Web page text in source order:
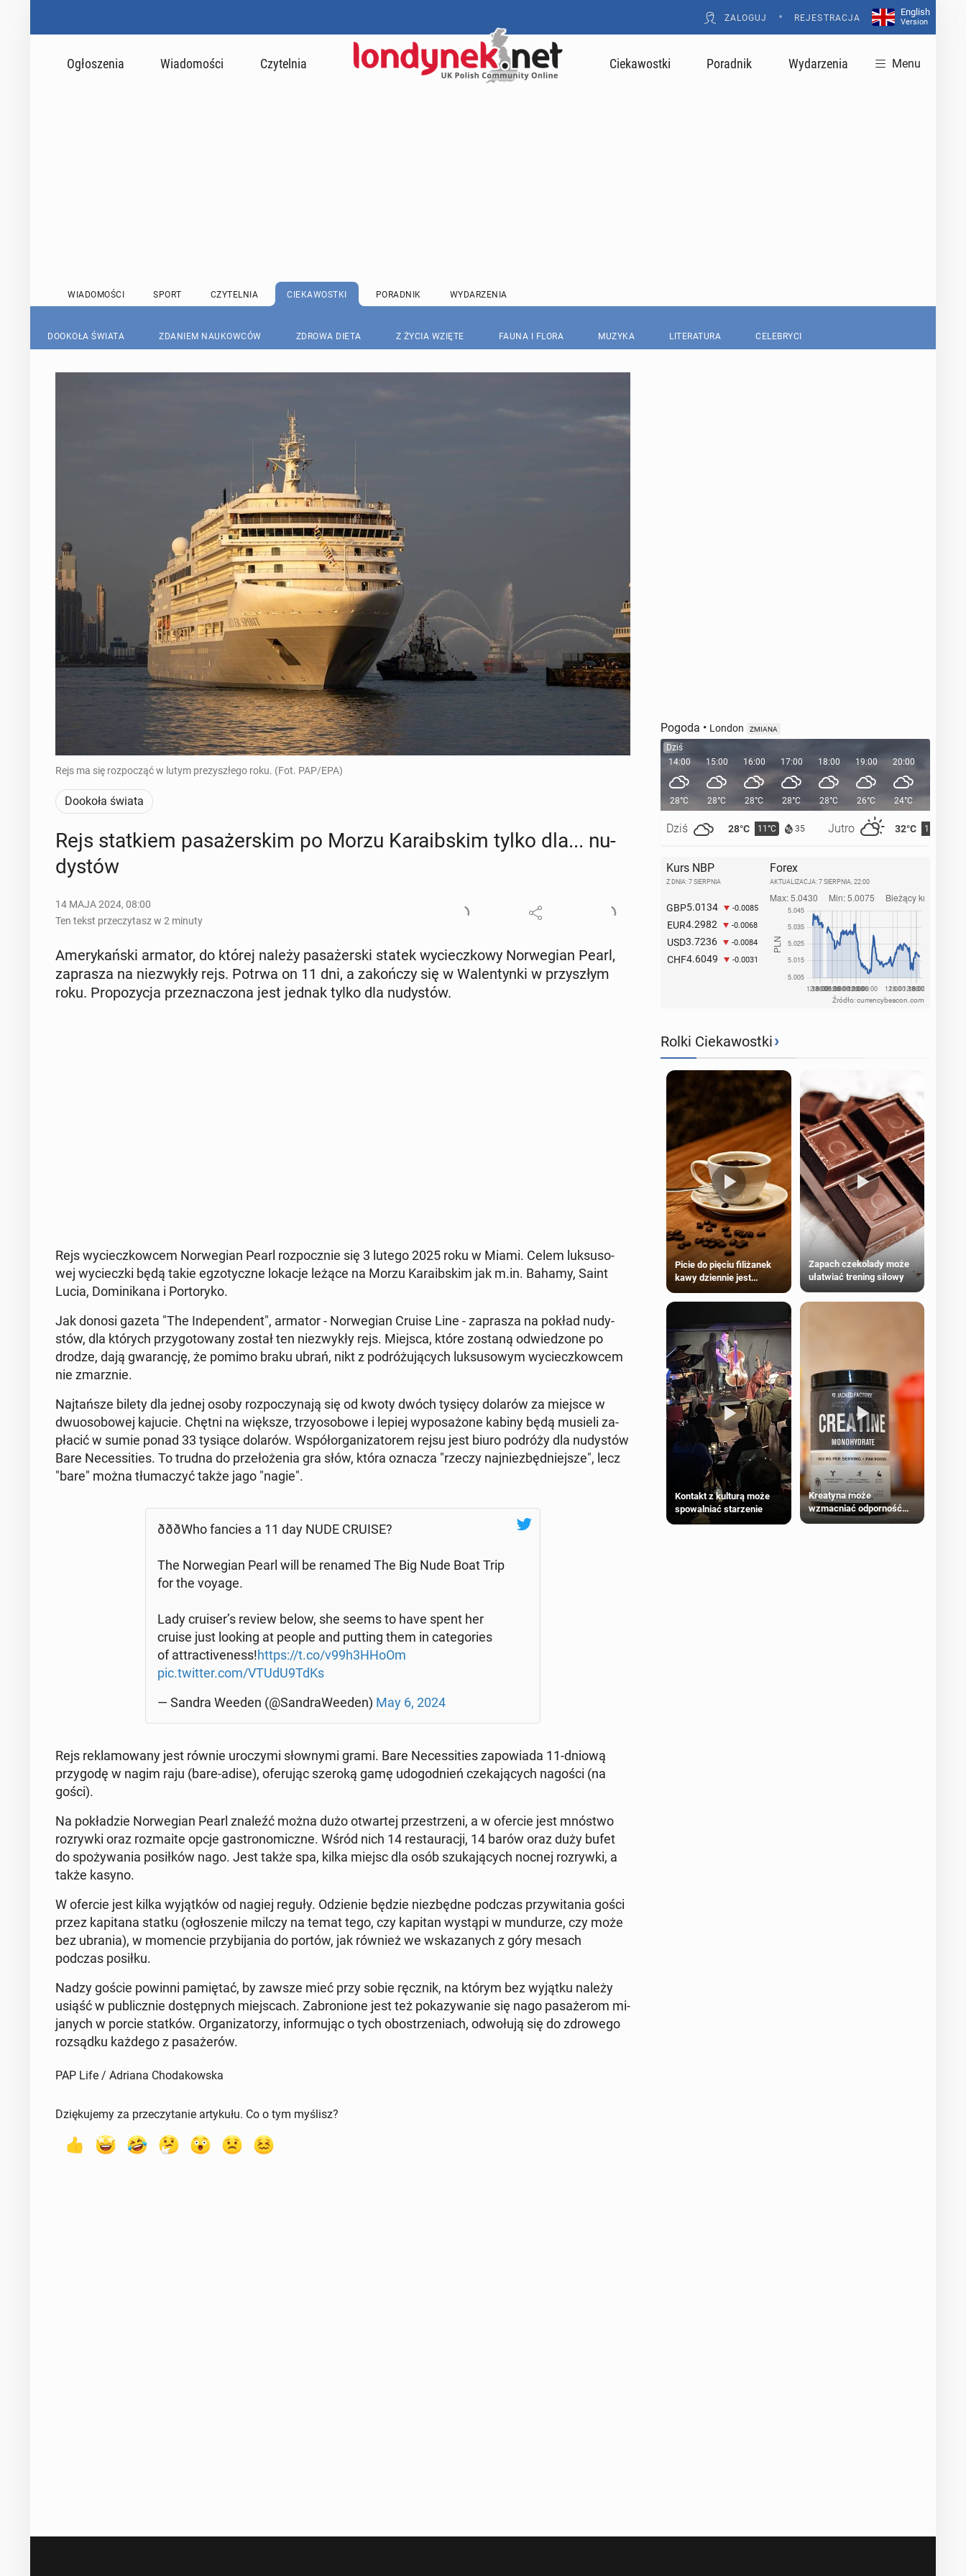
ZALOGUJ • REJESTRACJA
English
Version
Ogłoszenia Wiadomości Czytelnia Ciekawostki Poradnik Wydarzenia Menu
WIADOMOŚCI SPORT CZYTELNIA CIEKAWOSTKI PORADNIK WYDARZENIA
DOOKOŁA ŚWIATA ZDANIEM NAUKOWCÓW ZDROWA DIETA Z ŻYCIA WZIĘTE FAUNA I FLORA MUZYKA LITERATURA CELEBRYCI
Rejs ma się rozpocząć w lutym prezyszłego roku. (Fot. PAP/EPA)
Dookoła świata
Rejs stat­kiem pa­sa­żer­skim po Morzu Ka­ra­ib­skim tylko dla... nu­
dy­stów
14 MAJA 2024, 08:00
Ten tekst przeczytasz w 2 minuty
Ame­ry­kań­ski armator, do której należy pa­sa­żer­ski statek wy­ciecz­ko­wy Nor­we­gian Pearl,
za­pra­sza na nie­zwy­kły rejs. Potrwa on 11 dni, a za­koń­czy się w Wa­len­tyn­ki w przy­szłym
roku. Pro­po­zy­cja prze­zna­czo­na jest jednak tylko dla nu­dy­stów.
Rejs wy­ciecz­kow­cem Nor­we­gian Pearl roz­pocz­nie się 3 lutego 2025 roku w Miami. Celem luk­su­so­
wej wy­ciecz­ki będą takie eg­zo­tycz­ne lokacje leżące na Morzu Ka­ra­ib­skim jak m.in. Bahamy, Saint
Lucia, Do­mi­ni­ka­na i Por­to­ry­ko.
Jak donosi gazeta "The In­de­pen­dent", armator - Nor­we­gian Cruise Line - za­pra­sza na pokład nu­dy­
stów, dla których przy­go­to­wa­ny został ten nie­zwy­kły rejs. Miejsca, które zostaną od­wie­dzo­ne po
drodze, dają gwa­ran­cję, że pomimo braku ubrań, nikt z po­dró­żu­ją­cych luk­su­so­wym wy­ciecz­kow­cem
nie zmar­z­nie.
Naj­tań­sze bilety dla jednej osoby roz­po­czy­na­ją się od kwoty dwóch tysięcy dolarów za miejsce w
dwu­oso­bo­wej kajucie. Chętni na większe, trzy­oso­bo­we i lepiej wy­po­sa­żo­ne kabiny będą musieli za­
pła­cić w sumie ponad 33 tysiące dolarów. Współ­or­ga­ni­za­to­rem rejsu jest biuro podróży dla nu­dy­stów
Bare Ne­ces­si­ties. To trudna do prze­ło­że­nia gra słów, która oznacza "rzeczy naj­nie­zbęd­niej­sze", lecz
"bare" można tłu­ma­czyć także jago "nagie".
ðððWho fancies a 11 day NUDE CRUISE?
The Nor­we­gian Pearl will be renamed The Big Nude Boat Trip
for the voyage.
Lady cruiser’s review below, she seems to have spent her
cruise just looking at people and putting them in ca­te­go­ries
of at­trac­ti­ve­ness!https://t.co/v99h3HHoOm
pic.twitter.com/VTUdU9TdKs
— Sandra Weeden (@San­dra­We­eden) May 6, 2024
Rejs re­kla­mo­wa­ny jest równie uro­czy­mi słow­ny­mi grami. Bare Ne­ces­si­ties za­po­wia­da 11-dniową
przy­go­dę w nagim raju (bare-adise), ofe­ru­jąc szeroką gamę udo­god­nień cze­ka­ją­cych nagości (na
gości).
Na po­kła­dzie Nor­we­gian Pearl znaleźć można dużo otwar­tej prze­strze­ni, a w ofercie jest mnóstwo
roz­ryw­ki oraz roz­ma­ite opcje ga­stro­no­micz­ne. Wśród nich 14 re­stau­ra­cji, 14 barów oraz duży bufet
do spo­ży­wa­nia po­sił­ków nago. Jest także spa, kilka miejsc dla osób szu­ka­ją­cych nocnej roz­ryw­ki, a
także kasyno.
W ofercie jest kilka wy­jąt­ków od nagiej reguły. Odzie­nie będzie nie­zbęd­ne podczas przy­wi­ta­nia gości
przez ka­pi­ta­na statku (ogło­sze­nie milczy na temat tego, czy kapitan wystąpi w mun­du­rze, czy może
bez ubrania), w mo­men­cie przy­bi­ja­nia do portów, jak również we wska­za­nych z góry mesach
podczas posiłku.
Nadzy goście powinni pa­mię­tać, by zawsze mieć przy sobie ręcznik, na którym bez wyjątku należy
usiąść w pu­blicz­nie do­stęp­nych miej­scach. Za­bro­nio­ne jest też po­ka­zy­wa­nie się nago pa­sa­że­rom mi­
ja­nych w porcie statków. Or­ga­ni­za­to­rzy, in­for­mu­jąc o tych ob­ostrze­niach, od­wo­łu­ją się do zdro­we­go
roz­sąd­ku każdego z pa­sa­że­rów.
PAP Life / Adriana Chodakowska
Dziękujemy za przeczytanie artykułu. Co o tym myślisz?
Pogoda • London ZMIANA
Dziś
14:00
28°C
Dziś 28°C 11°C 35 Jutro 32°C 15°C
15:00
28°C
16:00
28°C
17:00
28°C
18:00
28°C
19:00
26°C
20:00
24°C
Kurs NBP
Z DNIA: 7 SIERPNIA
GBP5.0134 -0.0085
EUR4.2982 -0.0068
USD3.7236 -0.0084
CHF4.6049 -0.0031
Forex
AKTUALIZACJA: 7 SIERPNIA, 22:00
Źródło: currencybeacon.com
Rolki Ciekawostki›
Picie do pięciu filiżanek
kawy dziennie jest
większości dorosłych
Zapach czekolady może
ułatwiać trening siłowy
Kontakt z kulturą może
spowalniać starzenie
Kreatyna może
wzmacniać odporność
przeciw nowotworom